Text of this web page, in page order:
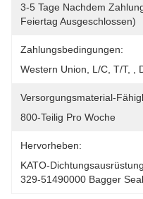
3-5 Tage Nachdem
Feiertag Ausgeschlossen)
Zahlungsbedingungen:
Western Union, L/C, T/T, ,
Versorgungsmaterial-
800-Teilig Pro Woche
Hervorheben:
KATO-Dichtungsausrüstung
329-51490000 Bagger